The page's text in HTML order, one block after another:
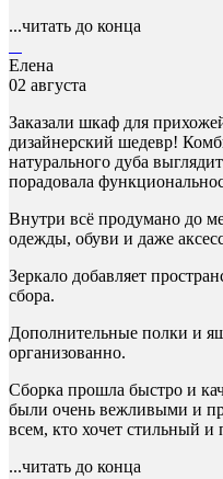
...читать до конца
Елена
02 августа
Заказали шкаф для
дизайнерский шедевр!
натурального дуба
порадовала
Внутри всё продумано до
одежды, обуви и даже
Зеркало добавляет
сбора.
Дополнительные полки и
организованно.
Сборка прошла быстро и
были очень вежливыми и
всем, кто хочет стильный
...читать до конца